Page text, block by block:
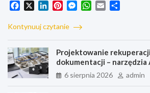
c
b
o
o
k
n
n
r
e
s
t
M
s
n
g
e
r
W
A
p
p
Kontynuuj czytanie
Projektowanie
dokumentacji –
każdy etap pracy
6 sierpnia 2026 admin